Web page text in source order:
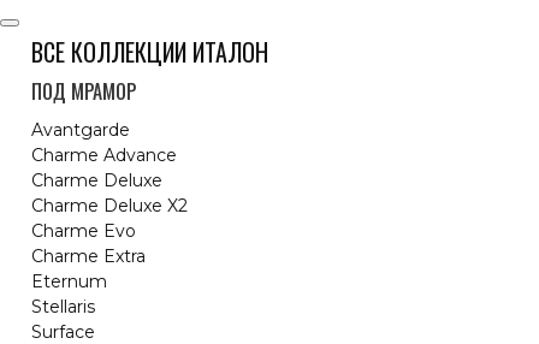
ВСЕ КОЛЛЕКЦИИ ИТАЛОН
ПОД МРАМОР
Avantgarde
Charme Advance
Charme Deluxe
Charme Deluxe X2
Charme Evo
Charme Extra
Eternum
Stellaris
Surface